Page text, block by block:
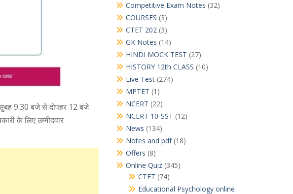
सुबह 9.30 बजे से दोपहर 12 बजे
के लिए उम्‍मीदवार
Competitive Exam Notes (32)
COURSES (3)
CTET 202(3)
GK Notes (14)
HINDI MOCK TEST (27)
HISTORY 12th CLASS (10)
Live Test(274)
MPTET (1)
NCERT (22)
NCERT 10-SST (12)
News (134)
Notes and pdf(18)
Offers (8)
Online Quiz(345)
CTET (74)
Educational Psychology online